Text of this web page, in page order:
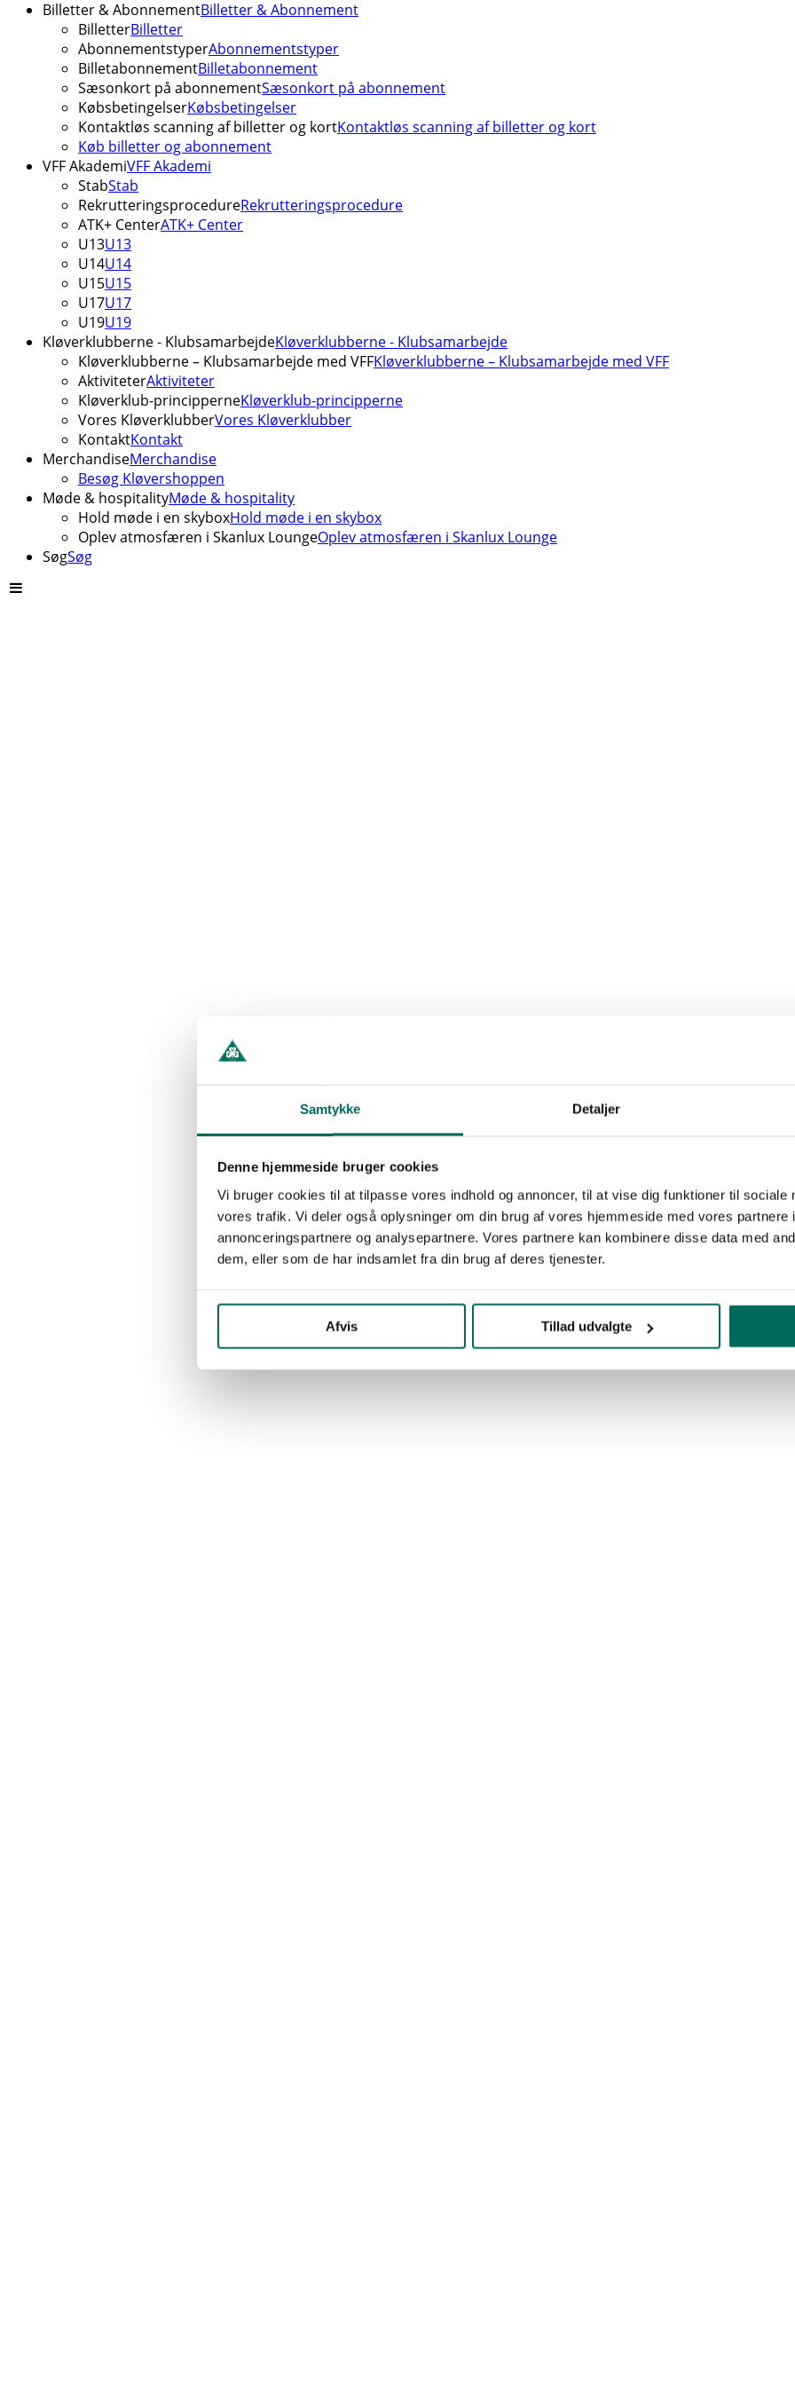
Samtykke Detaljer
Denne hjemmeside bruger cookies
Vi bruger cookies til at tilpasse vores indhold og annoncer, til at vise dig funktioner til sociale
vores trafik. Vi deler også oplysninger om din brug af vores hjemmeside med vores partnere
annonceringspartnere og analysepartnere. Vores partnere kan kombinere disse data med
dem, eller som de har indsamlet fra din brug af deres tjenester.
Afvis Tillad udvalgte
Billetter & AbonnementBilletter & Abonnement
BilletterBilletter
AbonnementstyperAbonnementstyper
BilletabonnementBilletabonnement
Sæsonkort på abonnementSæsonkort på abonnement
KøbsbetingelserKøbsbetingelser
Kontaktløs scanning af billetter og kortKontaktløs scanning af billetter og kort
Køb billetter og abonnement
VFF AkademiVFF Akademi
StabStab
RekrutteringsprocedureRekrutteringsprocedure
ATK+ CenterATK+ Center
U13U13
U14U14
U15U15
U17U17
U19U19
Kløverklubberne - KlubsamarbejdeKløverklubberne - Klubsamarbejde
Kløverklubberne – Klubsamarbejde med VFFKløverklubberne – Klubsamarbejde med VFF
AktiviteterAktiviteter
Kløverklub-principperneKløverklub-principperne
Vores KløverklubberVores Kløverklubber
KontaktKontakt
MerchandiseMerchandise
Besøg Kløvershoppen
Møde & hospitalityMøde & hospitality
Hold møde i en skyboxHold møde i en skybox
Oplev atmosfæren i Skanlux LoungeOplev atmosfæren i Skanlux Lounge
SøgSøg